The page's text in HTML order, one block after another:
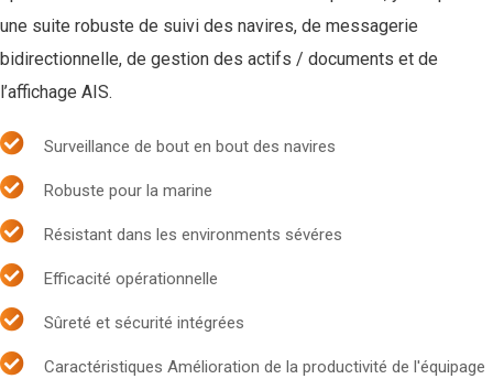
une suite robuste de suivi des navires, de messagerie
bidirectionnelle, de gestion des actifs / documents et de
l’affichage AIS.
Surveillance de bout en bout des navires
Robuste pour la marine
Résistant dans les environments sévéres
Efficacité opérationnelle
Sûreté et sécurité intégrées
Caractéristiques Amélioration de la productivité de l'équipage